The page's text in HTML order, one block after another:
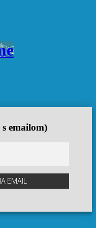
emailom)
EMAIL